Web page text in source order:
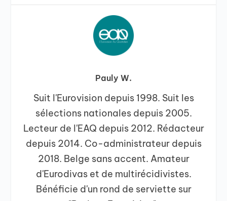
Pauly W.
Suit l'Eurovision depuis 1998. Suit les
sélections nationales depuis 2005.
Lecteur de l'EAQ depuis 2012. Rédacteur
depuis 2014. Co-administrateur depuis
2018. Belge sans accent. Amateur
d'Eurodivas et de multirécidivistes.
Bénéficie d'un rond de serviette sur